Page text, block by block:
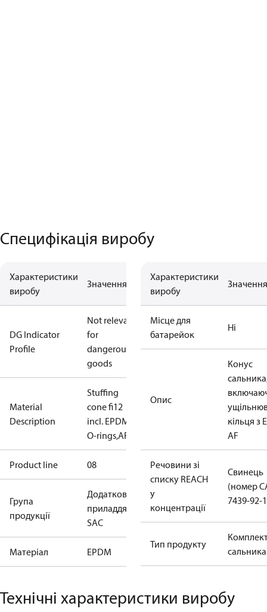
Специфікація виробу
Характеристики
виробу
Значення
DG Indicator
Profile
Not relevant
for
dangerous
goods
Material
Description
Stuffing
cone fi12
incl. EPDM
O-rings,AF
Product line 08
Група
продукції
Додаткове
приладдя —
SAC
Мaтеріал EPDM
Характеристики
виробу
Значення
Місце для
батарейок
Ні
Опис
Конус
кільця з
AF
Речовини зі
списку REACH
у
концентрації
Свинець
(номер
7439-92-
Тип продукту
сальника
Технічні характеристики виробу